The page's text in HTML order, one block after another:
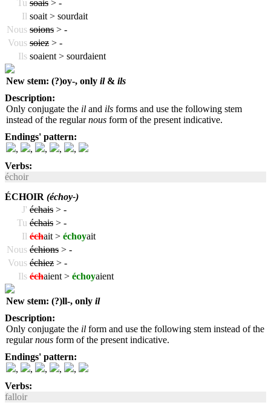
Tu soais > -
Il soait > sourdait
Nous soions > -
Vous soiez > -
Ils soaient > sourdaient
New stem: (?)oy-, only il& ils
Description:
Only conjugate the il and ils forms and use the following stem
instead of the regularnous form of the present indicative.
Endings' pattern:
,
, , ,
,
Verbs:
échoir
ÉCHOIR (échoy-)
J' échais > -
Tu échais > -
Il échait > échoyait
Nous échions > -
Vous échiez > -
Ils échaient > échoyaient
New stem: (?)ll-, only il
Description:
Only conjugate the il form and use the following stem instead of the
regularnous form of the present indicative.
Endings' pattern:
,
, , ,
,
Verbs:
falloir